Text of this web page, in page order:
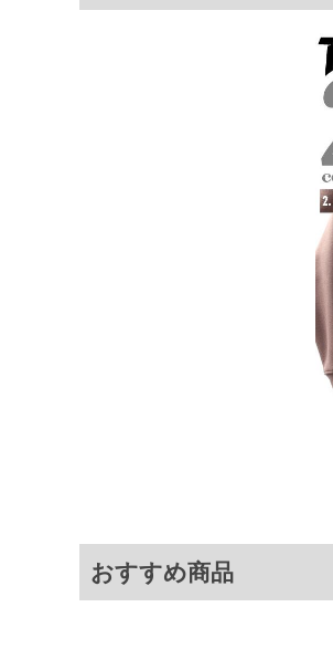
※商品によって
面）によって
※上記サイズが
商品付属タグの
※当店での掲載
寄せ等により
限に努めてお
※【ボトムの裾
裾上げ料金は
備考欄に股下
1本5,999円以
出荷まで約1週
尚、裾上げし
一部、お直し
端なデザイン
※【返品交換に
返品交換希望
下着(肌着)やワ
おすすめ商品